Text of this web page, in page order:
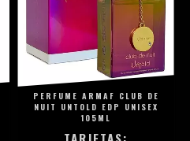
PERFUME ARMAF CLUB DE
NUIT UNTOLD EDP UNISEX
105ML